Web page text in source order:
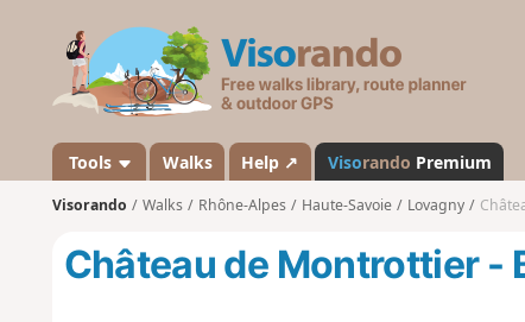
s
a
n
d
Tools Walks Help ↗ Visorando Premium
Visorando Walks Rhône-Alpes Haute-Savoie Lovagny
Château de Montrottier -